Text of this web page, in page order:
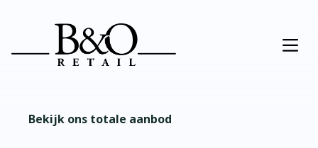
Bekijk ons totale aanbod